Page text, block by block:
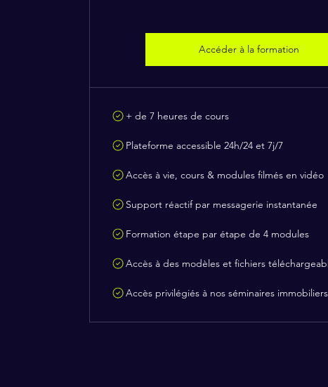
Accéder à la formation
+ de 7 heures de cours
Plateforme accessible 24h/24 et 7j/7
Accès à vie, cours & modules filmés en vidéo
Support réactif par messagerie instantanée
Formation étape par étape de 4 modules
Accès à des modèles et fichiers
Accès privilégiés à nos séminaires immobiliers